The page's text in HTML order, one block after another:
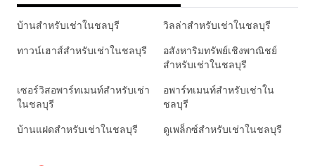
บ้านสำหรับเช่าในชลบุรี วิลล่าสำหรับเช่าในชลบุรี
ทาวน์เฮาส์สำหรับเช่าในชลบุรี
อสังหาริมทรัพย์เชิงพาณิชย์
สำหรับเช่าในชลบุรี
เซอร์วิสอพาร์ทเมนท์สำหรับเช่า
ในชลบุรี
อพาร์ทเมนท์สำหรับเช่าใน
ชลบุรี
บ้านแฝดสำหรับเช่าในชลบุรี ดูเพล็กซ์สำหรับเช่าในชลบุรี